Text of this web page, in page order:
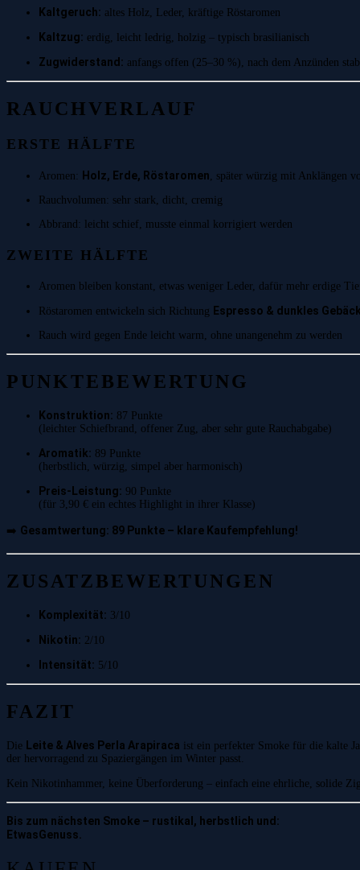
Kaltgeruch: altes Holz, Leder, kräftige Röstaromen
Kaltzug: erdig, leicht ledrig, holzig – typisch brasilianisch
Zugwiderstand: anfangs offen (25–30 %), nach dem Anzünden
RAUCHVERLAUF
ERSTE HÄLFTE
Aromen: Holz, Erde, Röstaromen, später würzig mit Anklängen
Rauchvolumen: sehr stark, dicht, cremig
Abbrand: leicht schief, musste einmal korrigiert werden
ZWEITE HÄLFTE
Aromen bleiben konstant, etwas weniger Leder, dafür mehr erdige
Röstaromen entwickeln sich Richtung Espresso & dunkles Gebäck
Rauch wird gegen Ende leicht warm, ohne unangenehm zu werden
PUNKTEBEWERTUNG
Konstruktion: 87 Punkte
(leichter Schiefbrand, offener Zug, aber sehr gute Rauchabgabe)
Aromatik: 89 Punkte
(herbstlich, würzig, simpel aber harmonisch)
Preis-Leistung: 90 Punkte
(für 3,90 € ein echtes Highlight in ihrer Klasse)
➡️ Gesamtwertung: 89 Punkte – klare Kaufempfehlung!
ZUSATZBEWERTUNGEN
Komplexität: 3/10
Nikotin: 2/10
Intensität: 5/10
FAZIT
Die Leite & Alves Perla Arapiraca ist ein perfekter Smoke für die kalte
der hervorragend zu Spaziergängen im Winter passt.
Kein Nikotinhammer, keine Überforderung – einfach eine ehrliche, solide
Bis zum nächsten Smoke – rustikal, herbstlich und:
EtwasGenuss.